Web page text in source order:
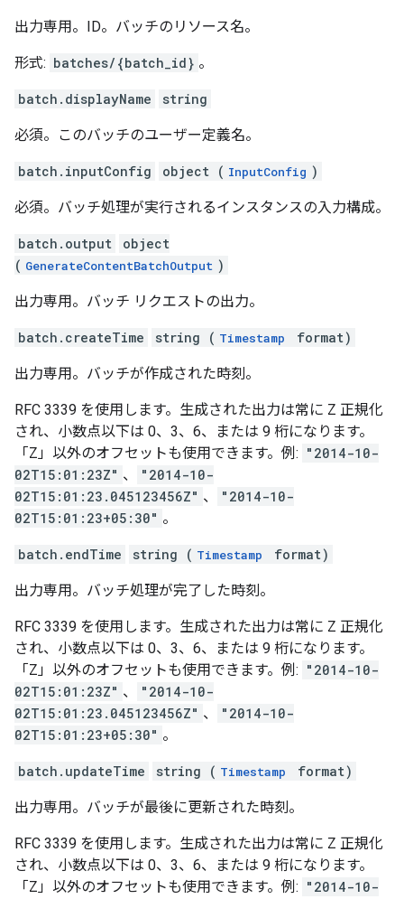
出力専用。ID。バッチのリソース名。
形式: batches/{batch_id} 。
batch.displayName string
必須。このバッチのユーザー定義名。
batch.inputConfig object ( InputConfig )
必須。バッチ処理が実行されるインスタンスの入力構成。
batch.output
object
( GenerateContentBatchOutput )
出力専用。バッチ リクエストの出力。
batch.createTime string ( Timestamp format)
出力専用。バッチが作成された時刻。
RFC 3339 を使用します。生成された出力は常に Z 正規化
され、小数点以下は 0、3、6、または 9 桁になります。
「Z」以外のオフセットも使用できます。例: "2014-10-
02T15:01:23Z" 、
"2014-10-
02T15:01:23.045123456Z" 、
"2014-10-
02T15:01:23+05:30" 。
batch.endTime string ( Timestamp format)
出力専用。バッチ処理が完了した時刻。
RFC 3339 を使用します。生成された出力は常に Z 正規化
され、小数点以下は 0、3、6、または 9 桁になります。
「Z」以外のオフセットも使用できます。例: "2014-10-
02T15:01:23Z" 、
"2014-10-
02T15:01:23.045123456Z" 、
"2014-10-
02T15:01:23+05:30" 。
batch.updateTime string ( Timestamp format)
出力専用。バッチが最後に更新された時刻。
RFC 3339 を使用します。生成された出力は常に Z 正規化
され、小数点以下は 0、3、6、または 9 桁になります。
「Z」以外のオフセットも使用できます。例: "2014-10-